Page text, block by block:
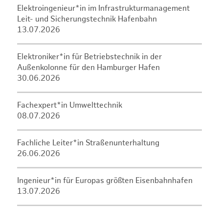
Elektroingenieur*in im Infrastrukturmanagement
Leit- und Sicherungstechnik Hafenbahn
13.07.2026
Elektroniker*in für Betriebstechnik in der
Außenkolonne für den Hamburger Hafen
30.06.2026
Fachexpert*in Umwelttechnik
08.07.2026
Fachliche Leiter*in Straßenunterhaltung
26.06.2026
Ingenieur*in für Europas größten Eisenbahnhafen
13.07.2026